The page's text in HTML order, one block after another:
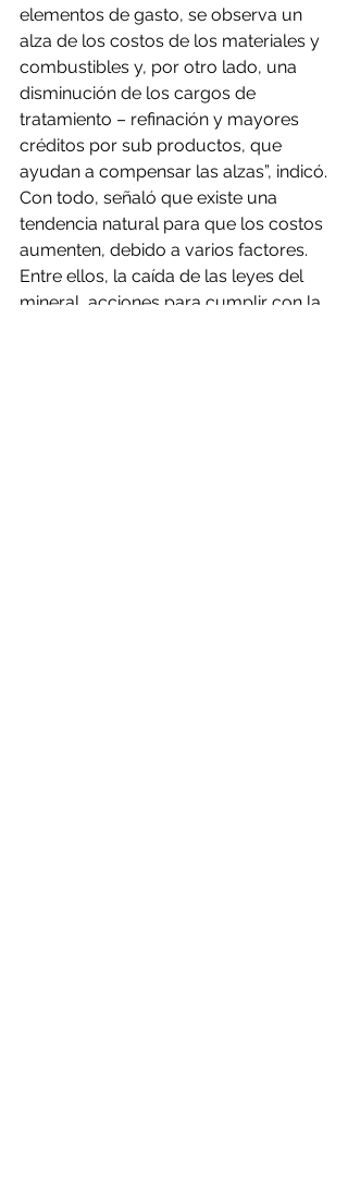
elementos de gasto, se observa un
alza de los costos de los materiales y
combustibles y, por otro lado, una
disminución de los cargos de
tratamiento – refinación y mayores
créditos por sub productos, que
ayudan a compensar las alzas”, indicó.
Con todo, señaló que existe una
tendencia natural para que los costos
aumenten, debido a varios factores.
Entre ellos, la caída de las leyes del
mineral, acciones para cumplir con la